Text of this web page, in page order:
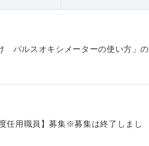
パルスオキシメーターの使い方」の
任用職員】募集※募集は終了しまし